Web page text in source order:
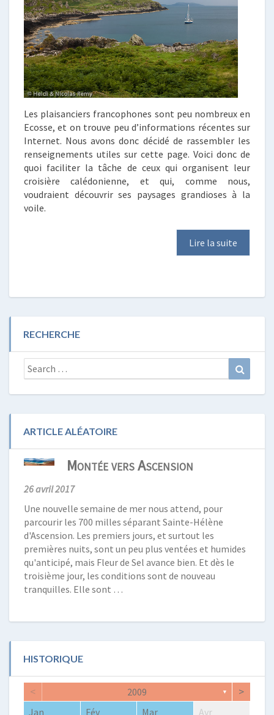
Les plaisanciers francophones sont peu nombreux en
Ecosse, et on trouve peu d’informations récentes sur
Internet. Nous avons donc décidé de rassembler les
renseignements utiles sur cette page. Voici donc de
quoi faciliter la tâche de ceux qui organisent leur
croisière calédonienne, et qui, comme nous,
voudraient découvrir ses paysages grandioses à la
voile.
Lire la suite
RECHERCHE
Search
for:
ARTICLE ALÉATOIRE
Montée vers Ascension
26 avril 2017
Une nouvelle semaine de mer nous attend, pour
parcourir les 700 milles séparant Sainte-Hélène
d'Ascension. Les premiers jours, et surtout les
premières nuits, sont un peu plus ventées et humides
qu'anticipé, mais Fleur de Sel avance bien. Et dès le
troisième jour, les conditions sont de nouveau
tranquilles. Elle sont …
HISTORIQUE
< 2009 ▼ >
Jan Fév Mar Avr